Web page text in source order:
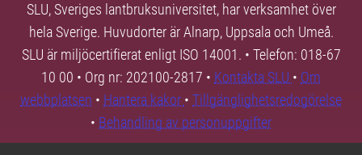
SLU, Sveriges lantbruksuniversitet, har verksamhet över
hela Sverige. Huvudorter är Alnarp, Uppsala och Umeå.
SLU är miljöcertifierat enligt ISO 14001. • Telefon: 018-67
10 00 • Org nr: 202100-2817 • Kontakta SLU • Om
webbplatsen • Hantera kakor • Tillgänglighetsredogörelse
• Behandling av personuppgifter